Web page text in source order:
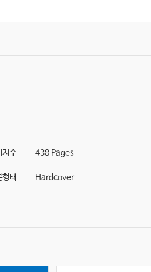
지수 438 Pages
형태 Hardcover